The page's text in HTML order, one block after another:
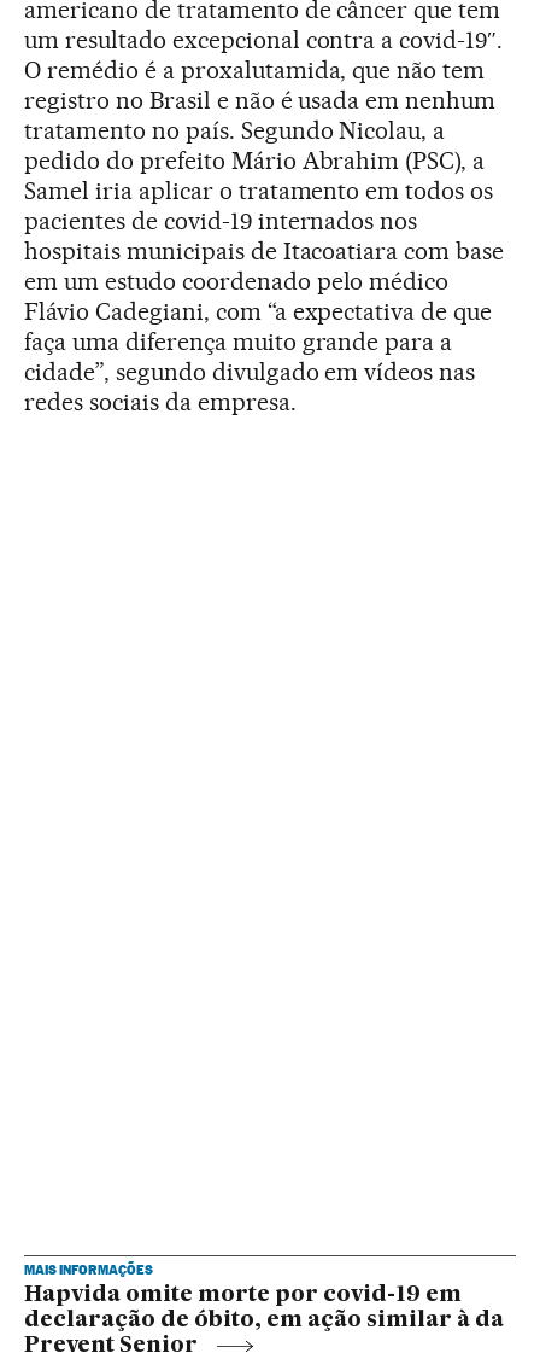
americano de tratamento de câncer que tem
um resultado excepcional contra a covid-19″.
O remédio é a proxalutamida, que não tem
registro no Brasil e não é usada em nenhum
tratamento no país. Segundo Nicolau, a
pedido do prefeito Mário Abrahim (PSC), a
Samel iria aplicar o tratamento em todos os
pacientes de covid-19 internados nos
hospitais municipais de Itacoatiara com base
em um estudo coordenado pelo médico
Flávio Cadegiani, com “a expectativa de que
faça uma diferença muito grande para a
cidade”, segundo divulgado em vídeos nas
redes sociais da empresa.
MAIS INFORMAÇÕES
Hapvida omite morte por covid-19 em
declaração de óbito, em ação similar à da
Prevent Senior